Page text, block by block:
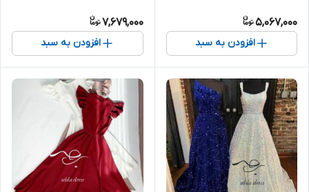
5,067,000
افزودن به سبد
7,679,000
افزودن به سبد